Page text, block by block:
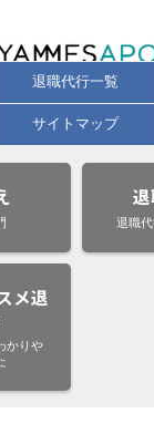
退職代行一覧
サイトマップ
退職
メ退
かりや